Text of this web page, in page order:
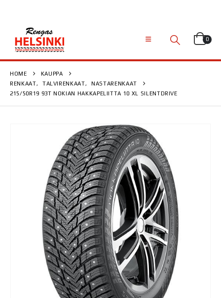
0
HOME
KAUPPA
RENKAAT, TALVIRENKAAT,
NASTARENKAAT
215/50R19 93T NOKIAN HAKKAPELIITTA 10 XL SILENTDRIVE